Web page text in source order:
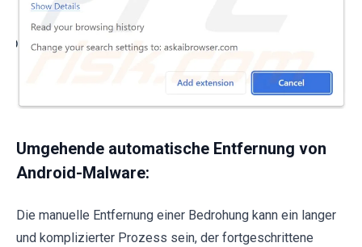
Umgehende automatische Entfernung von
Android-Malware:
Die manuelle Entfernung einer Bedrohung kann ein langer
und komplizierter Prozess sein, der fortgeschrittene